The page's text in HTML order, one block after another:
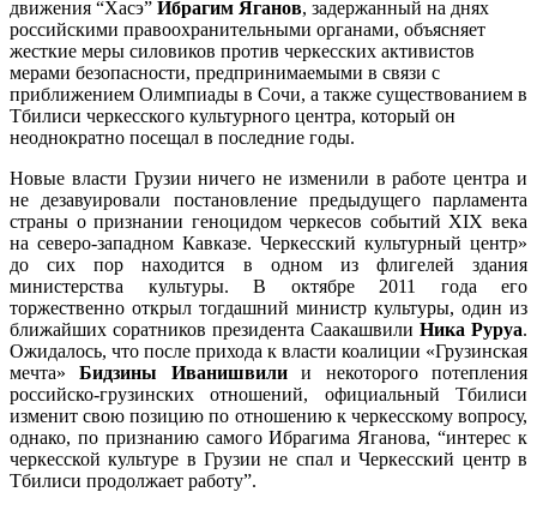
движения “Хасэ” Ибрагим Яганов, задержанный на днях
российскими правоохранительными органами, объясняет
жесткие меры силовиков против черкесских активистов
мерами безопасности, предпринимаемыми в связи с
приближением Олимпиады в Сочи, а также существованием в
Тбилиси черкесского культурного центра, который он
неоднократно посещал в последние годы.
Новые власти Грузии ничего не изменили в работе центра и
не дезавуировали постановление предыдущего парламента
страны о признании геноцидом черкесов событий XIX века
на северо-западном Кавказе. Черкесский культурный центр»
до сих пор находится в одном из флигелей здания
министерства культуры. В октябре 2011 года его
торжественно открыл тогдашний министр культуры, один из
ближайших соратников президента Саакашвили Ника Руруа.
Ожидалось, что после прихода к власти коалиции «Грузинская
мечта»Бидзины Иванишвилии некоторого потепления
российско-грузинских отношений, официальный Тбилиси
изменит свою позицию по отношению к черкесскому вопросу,
однако, по признанию самого Ибрагима Яганова, “интерес к
черкесской культуре в Грузии не спал и Черкесский центр в
Тбилиси продолжает работу”.